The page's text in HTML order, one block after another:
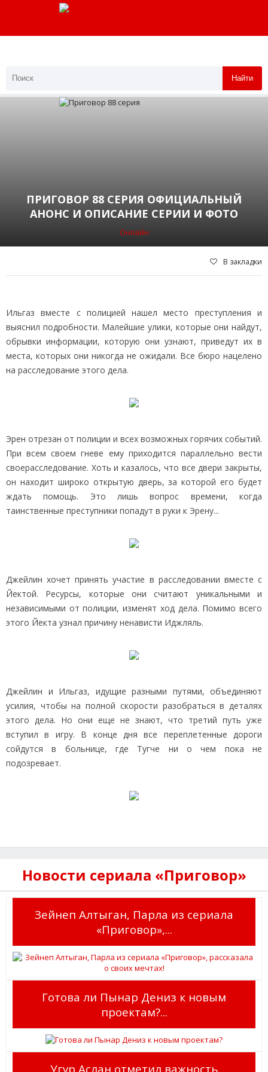
Найти
ПРИГОВОР 88 СЕРИЯ ОФИЦИАЛЬНЫЙ
АНОНС И ОПИСАНИЕ СЕРИИ И ФОТО
Онлайн
В закладки
Ильгаз вместе с полицией нашел место преступления и
выяснил подробности. Малейшие улики, которые они найдут,
обрывки информации, которую они узнают, приведут их в
места, которых они никогда не ожидали. Все бюро нацелено
на расследование этого дела.
Эрен отрезан от полиции и всех возможных горячих событий.
При всем своем гневе ему приходится параллельно вести
своерасследование. Хоть и казалось, что все двери закрыты,
он находит широко открытую дверь, за которой его будет
ждать помощь. Это лишь вопрос времени, когда
таинственные преступники попадут в руки к Эрену...
Джейлин хочет принять участие в расследовании вместе с
Йектой. Ресурсы, которые они считают уникальными и
независимыми от полиции, изменят ход дела. Помимо всего
этого Йекта узнал причину ненависти Иджляль.
Джейлин и Ильгаз, идущие разными путями, объединяют
усилия, чтобы на полной скорости разобраться в деталях
этого дела. Но они еще не знают, что третий путь уже
вступил в игру. В конце дня все переплетенные дороги
сойдутся в больнице, где Тугче ни о чем пока не
подозревает.
Новости сериала «Приговор»
Зейнеп Алтыган, Парла из сериала
«Приговор»,...
Готова ли Пынар Дениз к новым
проектам?...
Угур Аслан отметил важность